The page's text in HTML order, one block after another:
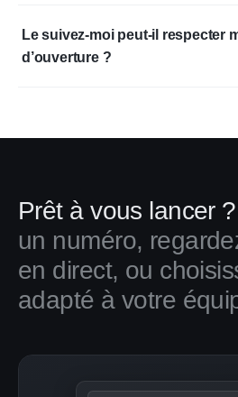
Le suivez-moi peut-il respecter
d’ouverture ?
Prêt à vous lancer ?
un numéro,
en direct, ou
adapté à votre